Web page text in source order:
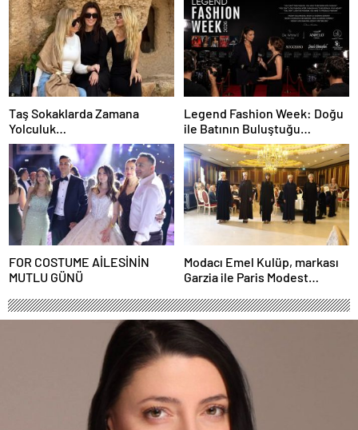
Taş Sokaklarda Zamana
Yolculuk…
Legend Fashion Week: Doğu
ile Batının Buluştuğu
Uluslararası Moda Sahnesi
FOR COSTUME AİLESİNİN
MUTLU GÜNÜ
Modacı Emel Kulüp, markası
Garzia ile Paris Modest
doldurdu.